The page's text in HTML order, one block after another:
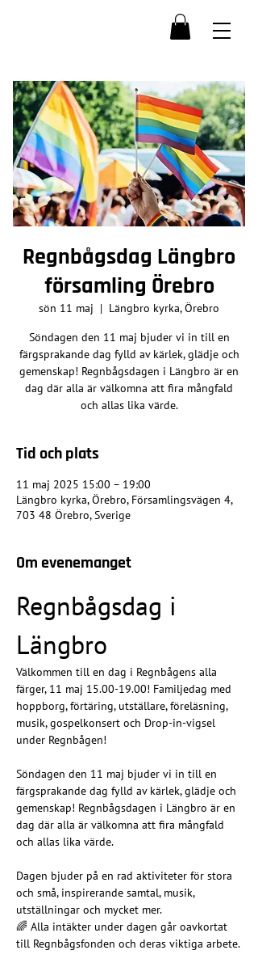
Regnbågsdag Längbro
församling Örebro
sön 11 maj
  |
Längbro kyrka, Örebro
Söndagen den 11 maj bjuder vi in till en
färgsprakande dag fylld av kärlek, glädje och
gemenskap! Regnbågsdagen i Längbro är en
dag där alla är välkomna att fira mångfald
och allas lika värde.
Tid och plats
11 maj 2025 15:00 – 19:00
Längbro kyrka, Örebro, Församlingsvägen 4,
703 48 Örebro, Sverige
Om evenemanget
Regnbågsdag i
Längbro
Välkommen till en dag i Regnbågens alla
färger, 11 maj 15.00-19.00! Familjedag med
hoppborg, förtäring, utställare, föreläsning,
musik, gospelkonsert och Drop-in-vigsel
under Regnbågen!
Söndagen den 11 maj bjuder vi in till en
färgsprakande dag fylld av kärlek, glädje och
gemenskap! Regnbågsdagen i Längbro är en
dag där alla är välkomna att fira mångfald
och allas lika värde.
Dagen bjuder på en rad aktiviteter för stora
och små, inspirerande samtal, musik,
utställningar och mycket mer.
🌈 Alla intäkter under dagen går oavkortat
till Regnbågsfonden och deras viktiga arbete.